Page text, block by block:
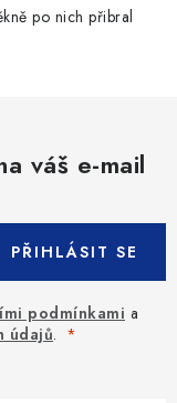
po nich přibral
váš e-mail
podmínkami a
údajů.
PŘIHLÁSIT SE